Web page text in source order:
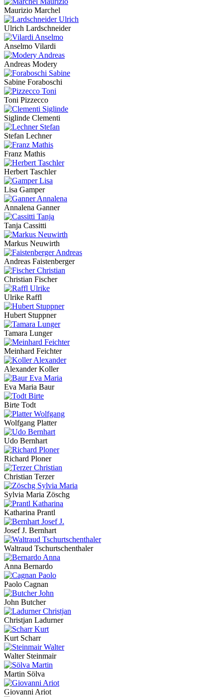
Maurizio Marchel
Ulrich Lardschneider
Anselmo Vilardi
Andreas Modery
Sabine Foraboschi
Toni Pizzecco
Siglinde Clementi
Stefan Lechner
Franz Mathis
Herbert Taschler
Lisa Gamper
Annalena Ganner
Tanja Cassitti
Markus Neuwirth
Andreas Faistenberger
Christian Fischer
Ulrike Raffl
Hubert Stuppner
Tamara Lunger
Meinhard Feichter
Alexander Koller
Eva Maria Baur
Birte Todt
Wolfgang Platter
Udo Bernhart
Richard Ploner
Christian Terzer
Sylvia Maria Zöschg
Katharina Prantl
Josef J. Bernhart
Waltraud Tschurtschenthaler
Anna Bernardo
Paolo Cagnan
John Butcher
Christjan Ladurner
Kurt Scharr
Walter Steinmair
Martin Sölva
Giovanni Ariot